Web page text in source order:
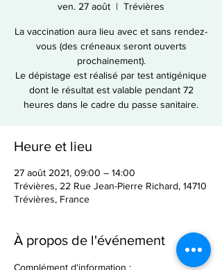
ven. 27 août
  |
Trévières
La vaccination aura lieu avec et sans rendez-
vous (des créneaux seront ouverts
prochainement).
Le dépistage est réalisé par test antigénique
dont le résultat est valable pendant 72
heures dans le cadre du passe sanitaire.
Heure et lieu
27 août 2021, 09:00 – 14:00
Trévières, 22 Rue Jean-Pierre Richard, 14710
Trévières, France
À propos de l'événement
Complément d'information :